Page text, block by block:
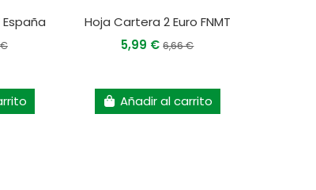
Hoja Cartera 2 Euro FNMT
5,99 €6,66 €
Añadir al carrito